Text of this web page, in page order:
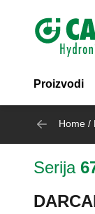
Proizvodi
Home /
Serija